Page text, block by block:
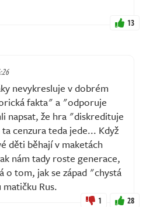
13
nevykresluje v dobrém
fakta" a "odporuje
napsat, že hra "diskredituje
cenzura teda jede... Když
děti běhají v maketách
nám tady roste generace,
o tom, jak se západ "chystá
Rus.
1 28